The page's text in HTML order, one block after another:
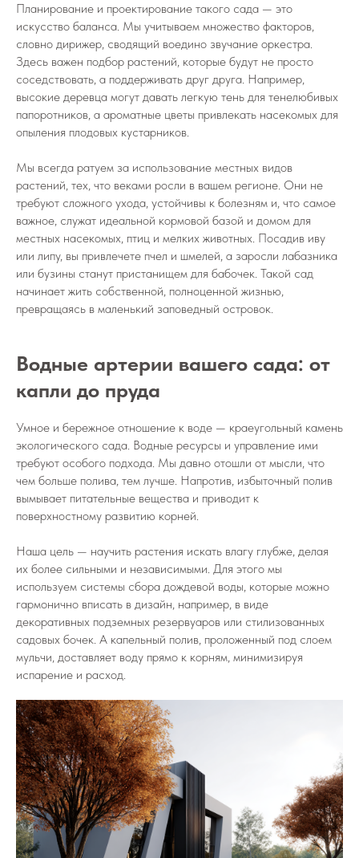
Планирование и проектирование такого сада — это
искусство баланса. Мы учитываем множество факторов,
словно дирижер, сводящий воедино звучание оркестра.
Здесь важен подбор растений, которые будут не просто
соседствовать, а поддерживать друг друга. Например,
высокие деревца могут давать легкую тень для тенелюбивых
папоротников, а ароматные цветы привлекать насекомых для
опыления плодовых кустарников.
Мы всегда ратуем за использование местных видов
растений, тех, что веками росли в вашем регионе. Они не
требуют сложного ухода, устойчивы к болезням и, что самое
важное, служат идеальной кормовой базой и домом для
местных насекомых, птиц и мелких животных. Посадив иву
или липу, вы привлечете пчел и шмелей, а заросли лабазника
или бузины станут пристанищем для бабочек. Такой сад
начинает жить собственной, полноценной жизнью,
превращаясь в маленький заповедный островок.
Водные артерии вашего сада: от
капли до пруда
Умное и бережное отношение к воде — краеугольный камень
экологического сада. Водные ресурсы и управление ими
требуют особого подхода. Мы давно отошли от мысли, что
чем больше полива, тем лучше. Напротив, избыточный полив
вымывает питательные вещества и приводит к
поверхностному развитию корней.
Наша цель — научить растения искать влагу глубже, делая
их более сильными и независимыми. Для этого мы
используем системы сбора дождевой воды, которые можно
гармонично вписать в дизайн, например, в виде
декоративных подземных резервуаров или стилизованных
садовых бочек. А капельный полив, проложенный под слоем
мульчи, доставляет воду прямо к корням, минимизируя
испарение и расход.